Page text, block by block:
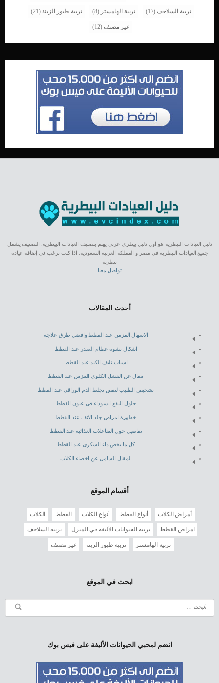
تربية السلاحف (17) تربية الهامستر (8) تربية طيور الزينة (21)
غير مصنف (12)
دليل العيادات البيطرية هو أول دليل بيطري عربي يهتم بتصنيف العيادات البيطرية. التصنيف يشمل
جميع العيادات البيطرية في مصر و المملكة العربية السعودية. اذا كنت ترغب في إضافة عيادة
بيطرية
تواصل معنا
أحدث المقالات
الاسهال المزمن عند القطط وافضل طرق علاجه
اشكال تشوه عظام الصدر عند القطط
اسباب تليف الكبد عند القطط
مقال عن الفشل الكلوى المزمن عند القطط
تشخيص الطبيب لنقص تجلط الدم الوراقى عند القطط
حلول البقع السوداء فى عيون القطط
خطورة امراض جلد الانف عند القطط
تفاصيل حول التفاعلات الغذائية عند القطط
كل ما يخص داء السكرى عند القطط
المقال الشامل عن اخصاء الكلاب
أقسام الموقع
أمراض الكلاب أنواع القطط أنواع الكلاب القطط الكلاب
امراض القطط تربية الحيوانات الأليفة في المنزل تربية السلاحف
تربية الهامستر تربية طيور الزينة غير مصنف
ابحث في الموقع
انضم لمحبي الحيوانات الأليفة على فيس بوك